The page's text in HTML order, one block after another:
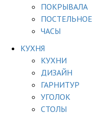
ПОКРЫВАЛА
ПОСТЕЛЬНОЕ
ЧАСЫ
КУХНЯ
КУХНИ
ДИЗАЙН
ГАРНИТУР
УГОЛОК
СТОЛЫ